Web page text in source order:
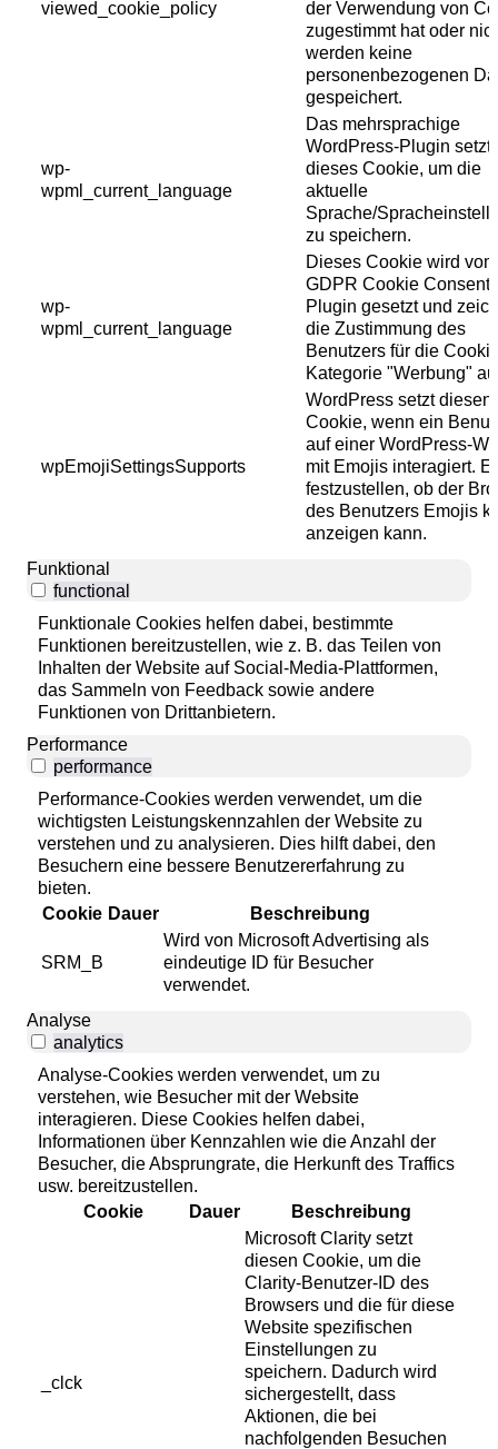
viewed_cookie_policy
der Verwendung von
zugestimmt hat oder
werden keine
personenbezogenen
gespeichert.
wp-
wpml_current_language
Das mehrsprachige
WordPress-Plugin setzt
dieses Cookie, um die
aktuelle
Sprache/
zu speichern.
wp-
wpml_current_language
Dieses Cookie wird vom
GDPR Cookie Consent
Plugin gesetzt und
die Zustimmung des
Benutzers für die
Kategorie "Werbung"
wpEmojiSettingsSupports
WordPress setzt diesen
Cookie, wenn ein
auf einer WordPress-
mit Emojis interagiert.
festzustellen, ob der
des Benutzers Emojis
anzeigen kann.
Funktional
functional
Funktionale Cookies helfen dabei, bestimmte
Funktionen bereitzustellen, wie z. B. das Teilen von
Inhalten der Website auf Social-Media-Plattformen,
das Sammeln von Feedback sowie andere
Funktionen von Drittanbietern.
Performance
performance
Performance-Cookies werden verwendet, um die
wichtigsten Leistungskennzahlen der Website zu
verstehen und zu analysieren. Dies hilft dabei, den
Besuchern eine bessere Benutzererfahrung zu
bieten.
Cookie Dauer Beschreibung
SRM_B
Wird von Microsoft Advertising als
eindeutige ID für Besucher
verwendet.
Analyse
analytics
Analyse-Cookies werden verwendet, um zu
verstehen, wie Besucher mit der Website
interagieren. Diese Cookies helfen dabei,
Informationen über Kennzahlen wie die Anzahl der
Besucher, die Absprungrate, die Herkunft des Traffics
usw. bereitzustellen.
Cookie
Dauer Beschreibung
_clck
Microsoft Clarity setzt
diesen Cookie, um die
Clarity-Benutzer-ID des
Browsers und die für diese
Website spezifischen
Einstellungen zu
speichern. Dadurch wird
sichergestellt, dass
Aktionen, die bei
nachfolgenden Besuchen